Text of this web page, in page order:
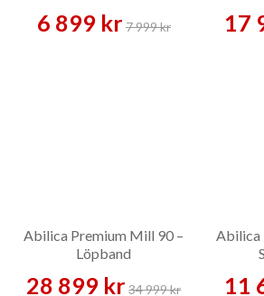
6 899 kr7 999 kr 17
Abilica Premium Mill 90 –
Löpband
28 899 kr 34 999 kr
Abilica
11